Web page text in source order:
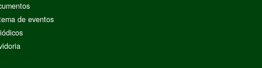
de eventos